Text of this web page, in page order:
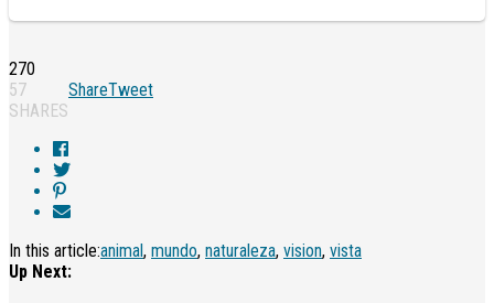
270
57
SHARES
ShareTweet
In this article:animal, mundo, naturaleza, vision, vista
Up Next: